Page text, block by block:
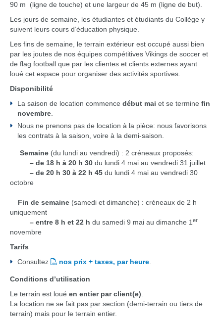
90 m (ligne de touche) et une largeur de 45 m (ligne de but).
Les jours de semaine, les étudiantes et étudiants du Collège y
suivent leurs cours d’éducation physique.
Les fins de semaine, le terrain extérieur est occupé aussi bien
par les joutes de nos équipes compétitives Vikings de soccer et
de flag football que par les clientes et clients externes ayant
loué cet espace pour organiser des activités sportives.
Disponibilité
La saison de location commence début mai et se termine fin
novembre
Nous ne prenons pas de location à la pièce: nous favorisons
les contrats à la saison, voire à la demi-saison.
Semaine (du lundi au vendredi) : 2 créneaux proposés:
– de 18 h à 20 h 30 du lundi 4 mai au vendredi 31 juillet
– de 20 h 30 à 22 h 45 du lundi 4 mai au vendredi 30
octobre
Fin de semaine (samedi et dimanche) : créneaux de 2 h
uniquement
– entre 8 h et 22 h du samedi 9 mai au dimanche 1 er
novembre
Tarifs
Consultez
nos prix + taxes, par heure
Conditions d’utilisation
Le terrain est loué en entier par client(e)
La location ne se fait pas par section (demi-terrain ou tiers de
terrain) mais pour le terrain entier.